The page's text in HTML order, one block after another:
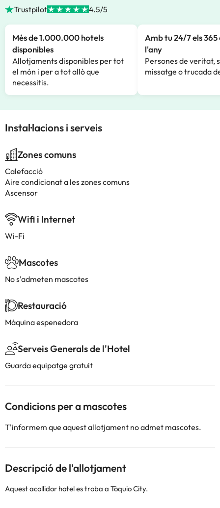
Trustpilot 4.5/5
Més de 1.000.000 hotels
disponibles
Allotjaments disponibles per tot
el món i per a tot allò que
necessitis.
Amb tu 24/7 els 365
l'any
Persones de veritat,
missatge o trucada
Instal·lacions i serveis
Zones comuns
Calefacció
Aire condicionat a les zones comuns
Ascensor
Wifi i Internet
Wi-Fi
Mascotes
No s'admeten mascotes
Restauració
Màquina espenedora
Serveis Generals de l'Hotel
Guarda equipatge gratuit
Condicions per a mascotes
T'informem que aquest allotjament no admet mascotes.
Descripció de l'allotjament
Aquest acollidor hotel es troba a Tòquio City.